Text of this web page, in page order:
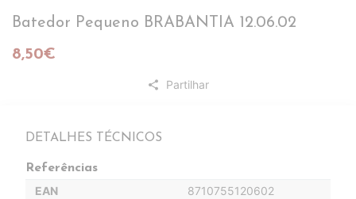
Batedor Pequeno BRABANTIA 12.06.02
8,50€
share Partilhar
DETALHES TÉCNICOS
Referências
EAN 8710755120602